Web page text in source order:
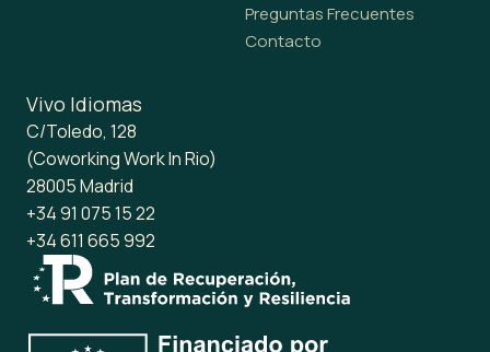
Preguntas Frecuentes
Contacto
Vivo Idiomas
C/Toledo, 128
(Coworking Work In Rio)
28005 Madrid
+34 91 075 15 22
+34 611 665 992